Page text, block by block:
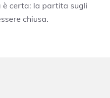
è certa: la partita sugli
chiusa.